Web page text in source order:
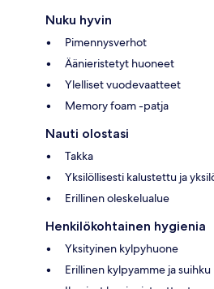
Nuku hyvin
Pimennysverhot
Äänieristetyt huoneet
Ylelliset vuodevaatteet
Memory foam -patja
Nauti olostasi
Takka
Yksilöllisesti kalustettu ja
Erillinen oleskelualue
Henkilökohtainen hygienia
Yksityinen kylpyhuone
Erillinen kylpyamme ja suihku